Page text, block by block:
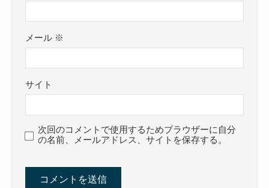
メール ※
サイト
次回のコメントで使用するためブラウザーに自分
の名前、メールアドレス、サイトを保存する。